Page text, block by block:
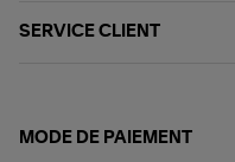
SERVICE CLIENT
MODE DE PAIEMENT